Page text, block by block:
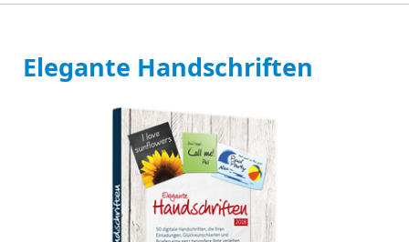
Elegante Handschriften